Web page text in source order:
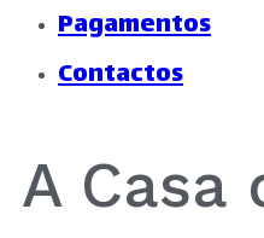
Pagamentos
Contactos
A Casa